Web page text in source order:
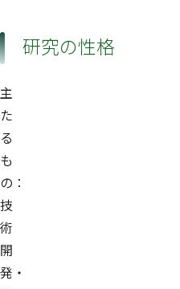
研究の性格
主
た
る
も
の：
技
術
開
発・